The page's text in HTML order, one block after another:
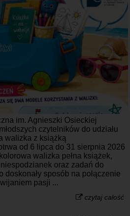
im. Agnieszki Osieckiej
czytelników do udziału
walizka z książką
od 6 lipca do 31 sierpnia 2026
walizka pełna książek,
oraz zadań do
sposób na połączenie
pasji ...
czytaj całość